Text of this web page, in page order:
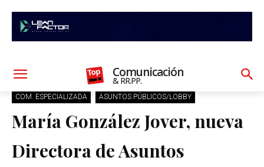
Comunicación
& RR.PP.
COM. ESPECIALIZADA ASUNTOS PÚBLICOS/LOBBY
María González Jover, nueva
Directora de Asuntos